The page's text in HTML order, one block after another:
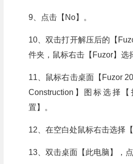
9、点击【No】。
10、双击打开解压后的【
件夹，鼠标右击【Fuzor】选
11、鼠标右击桌面【Fuzor
Construction】图标选择
置】。
12、在空白处鼠标右击选择【
13、双击桌面【此电脑】，